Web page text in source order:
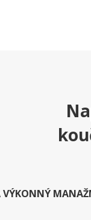
VÝKONNÝ